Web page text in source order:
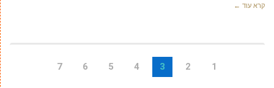
קרא עוד ←
1
2
3
4
5
6
7